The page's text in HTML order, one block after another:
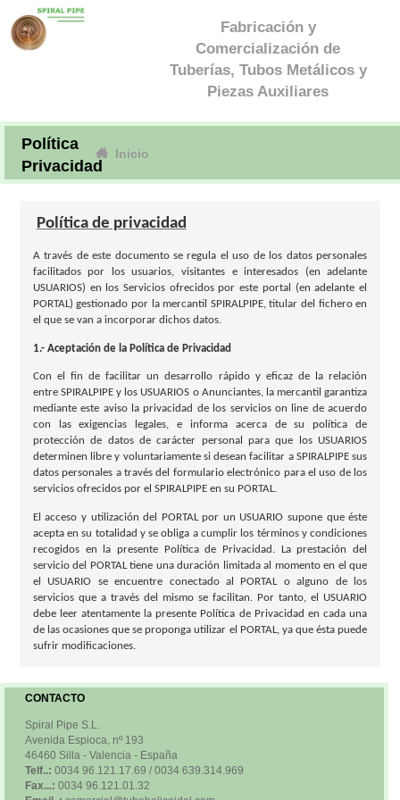
Fabricación y
Comercialización de
Tuberías, Tubos Metálicos y
Piezas Auxiliares
Política
Privacidad
Inicio
Política de privacidad
A través de este documento se regula el uso de los datos personales
facilitados por los usuarios, visitantes e interesados (en adelante
USUARIOS) en los Servicios ofrecidos por este portal (en adelante el
PORTAL) gestionado por la mercantil SPIRALPIPE, titular del fichero en
el que se van a incorporar dichos datos.
1.- Aceptación de la Política de Privacidad
Con el fin de facilitar un desarrollo rápido y eficaz de la relación
entre SPIRALPIPEy los USUARIOS o Anunciantes, la mercantil garantiza
mediante este aviso la privacidad de los servicios on line de acuerdo
con las exigencias legales, e informa acerca de su política de
protección de datos de carácter personal para que los USUARIOS
determinen libre y voluntariamente si desean facilitar a SPIRALPIPEsus
datos personales a través del formulario electrónico para el uso de los
servicios ofrecidos por el SPIRALPIPEen su PORTAL.
El acceso y utilización del PORTAL por un USUARIO supone que éste
acepta en su totalidad y se obliga a cumplir los términos y condiciones
recogidos en la presente Política de Privacidad. La prestación del
servicio del PORTAL tiene una duración limitada al momento en el que
el USUARIO se encuentre conectado al PORTAL o alguno de los
servicios que a través del mismo se facilitan. Por tanto, el USUARIO
debe leer atentamente la presente Política de Privacidad en cada una
de las ocasiones que se proponga utilizar el PORTAL, ya que ésta puede
sufrir modificaciones.
CONTACTO
Spiral Pipe S.L.
Avenida Espioca, nº 193
46460 Silla - Valencia - España
Telf..: 0034 96.121.17.69 / 0034 639.314.969
Fax...: 0034 96.121.01.32